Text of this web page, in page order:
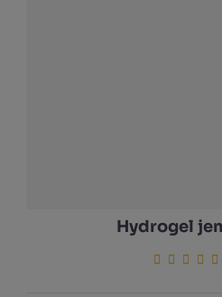
Hydrogel